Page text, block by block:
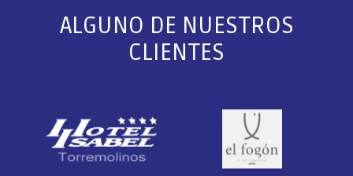
ALGUNO DE NUESTROS
CLIENTES